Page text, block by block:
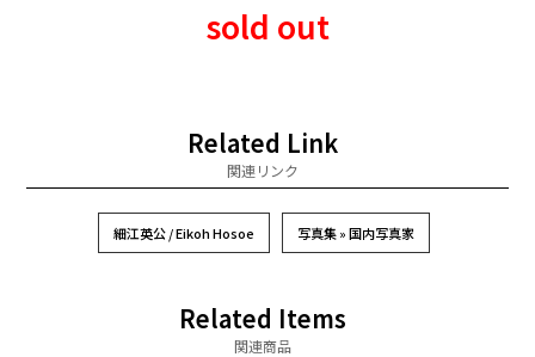
sold out
Related Link
関連リンク
細江英公 / Eikoh Hosoe 写真集 » 国内写真家
Related Items
関連商品